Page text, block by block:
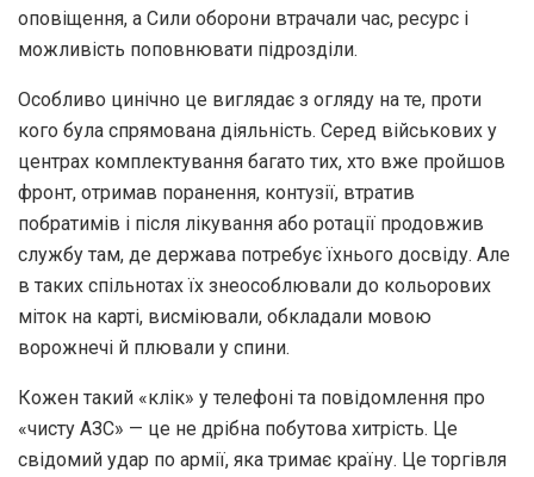
оповіщення, а Сили оборони втрачали час, ресурс і
можливість поповнювати підрозділи.
Особливо цинічно це виглядає з огляду на те, проти
кого була спрямована діяльність. Серед військових у
центрах комплектування багато тих, хто вже пройшов
фронт, отримав поранення, контузії, втратив
побратимів і після лікування або ротації продовжив
службу там, де держава потребує їхнього досвіду. Але
в таких спільнотах їх знеособлювали до кольорових
міток на карті, висміювали, обкладали мовою
ворожнечі й плювали у спини.
Кожен такий «клік» у телефоні та повідомлення про
«чисту АЗС» — це не дрібна побутова хитрість. Це
свідомий удар по армії, яка тримає країну. Це торгівля